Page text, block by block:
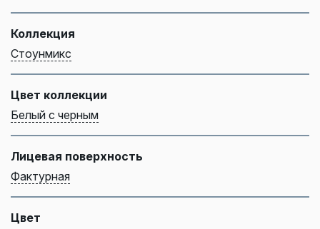
Коллекция
Стоунмикс
Цвет коллекции
Белый с черным
Лицевая поверхность
Фактурная
Цвет